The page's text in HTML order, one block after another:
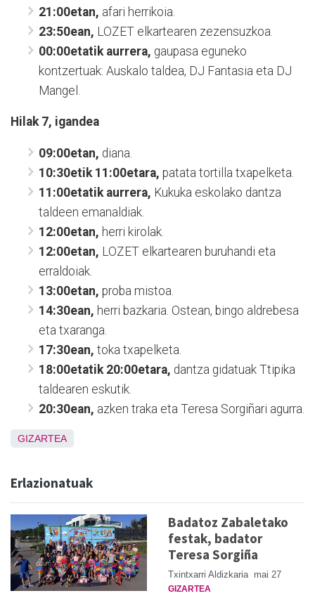
21:00etan, afari herrikoia.
23:50ean, LOZET elkartearen zezensuzkoa.
00:00etatik aurrera, gaupasa eguneko
kontzertuak: Auskalo taldea, DJ Fantasia eta DJ
Mangel.
Hilak 7, igandea
09:00etan, diana.
10:30etik 11:00etara, patata tortilla txapelketa.
11:00etatik aurrera, Kukuka eskolako dantza
taldeen emanaldiak.
12:00etan, herri kirolak.
12:00etan, LOZET elkartearen buruhandi eta
erraldoiak.
13:00etan, proba mistoa.
14:30ean, herri bazkaria. Ostean, bingo aldrebesa
eta txaranga.
17:30ean, toka txapelketa.
18:00etatik 20:00etara, dantza gidatuak Ttipika
taldearen eskutik.
20:30ean, azken traka eta Teresa Sorgiñari agurra.
GIZARTEA
Erlazionatuak
Badatoz Zabaletako
festak, badator
Teresa Sorgiña
Txintxarri Aldizkaria mai 27
GIZARTEA